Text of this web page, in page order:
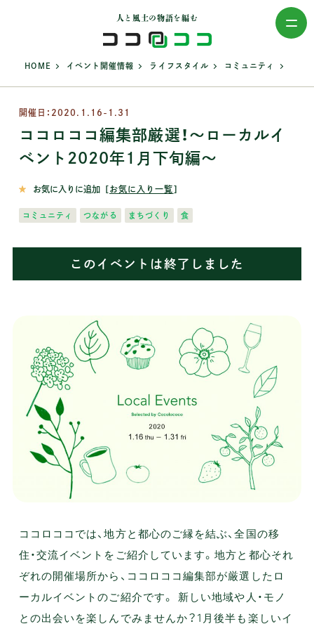
人と風土の物語を編む
HOME イベント開催情報 ライフスタイル コミュニティ >
開催日：2020.1.16-1.31
ココロココ編集部厳選！～ローカルイ
ベント2020年1月下旬編～
お気に入りに追加 ［お気に入り一覧］
コミュニティ つながる まちづくり 食
このイベントは終了しました
ココロココでは、地方と都心のご縁を結ぶ、全国の移
住・交流イベントをご紹介しています。地方と都心それ
ぞれの開催場所から、ココロココ編集部が厳選したロ
ーカルイベントのご紹介です。 新しい地域や人・モノ
との出会いを楽しんでみませんか？1月後半も楽しいイ